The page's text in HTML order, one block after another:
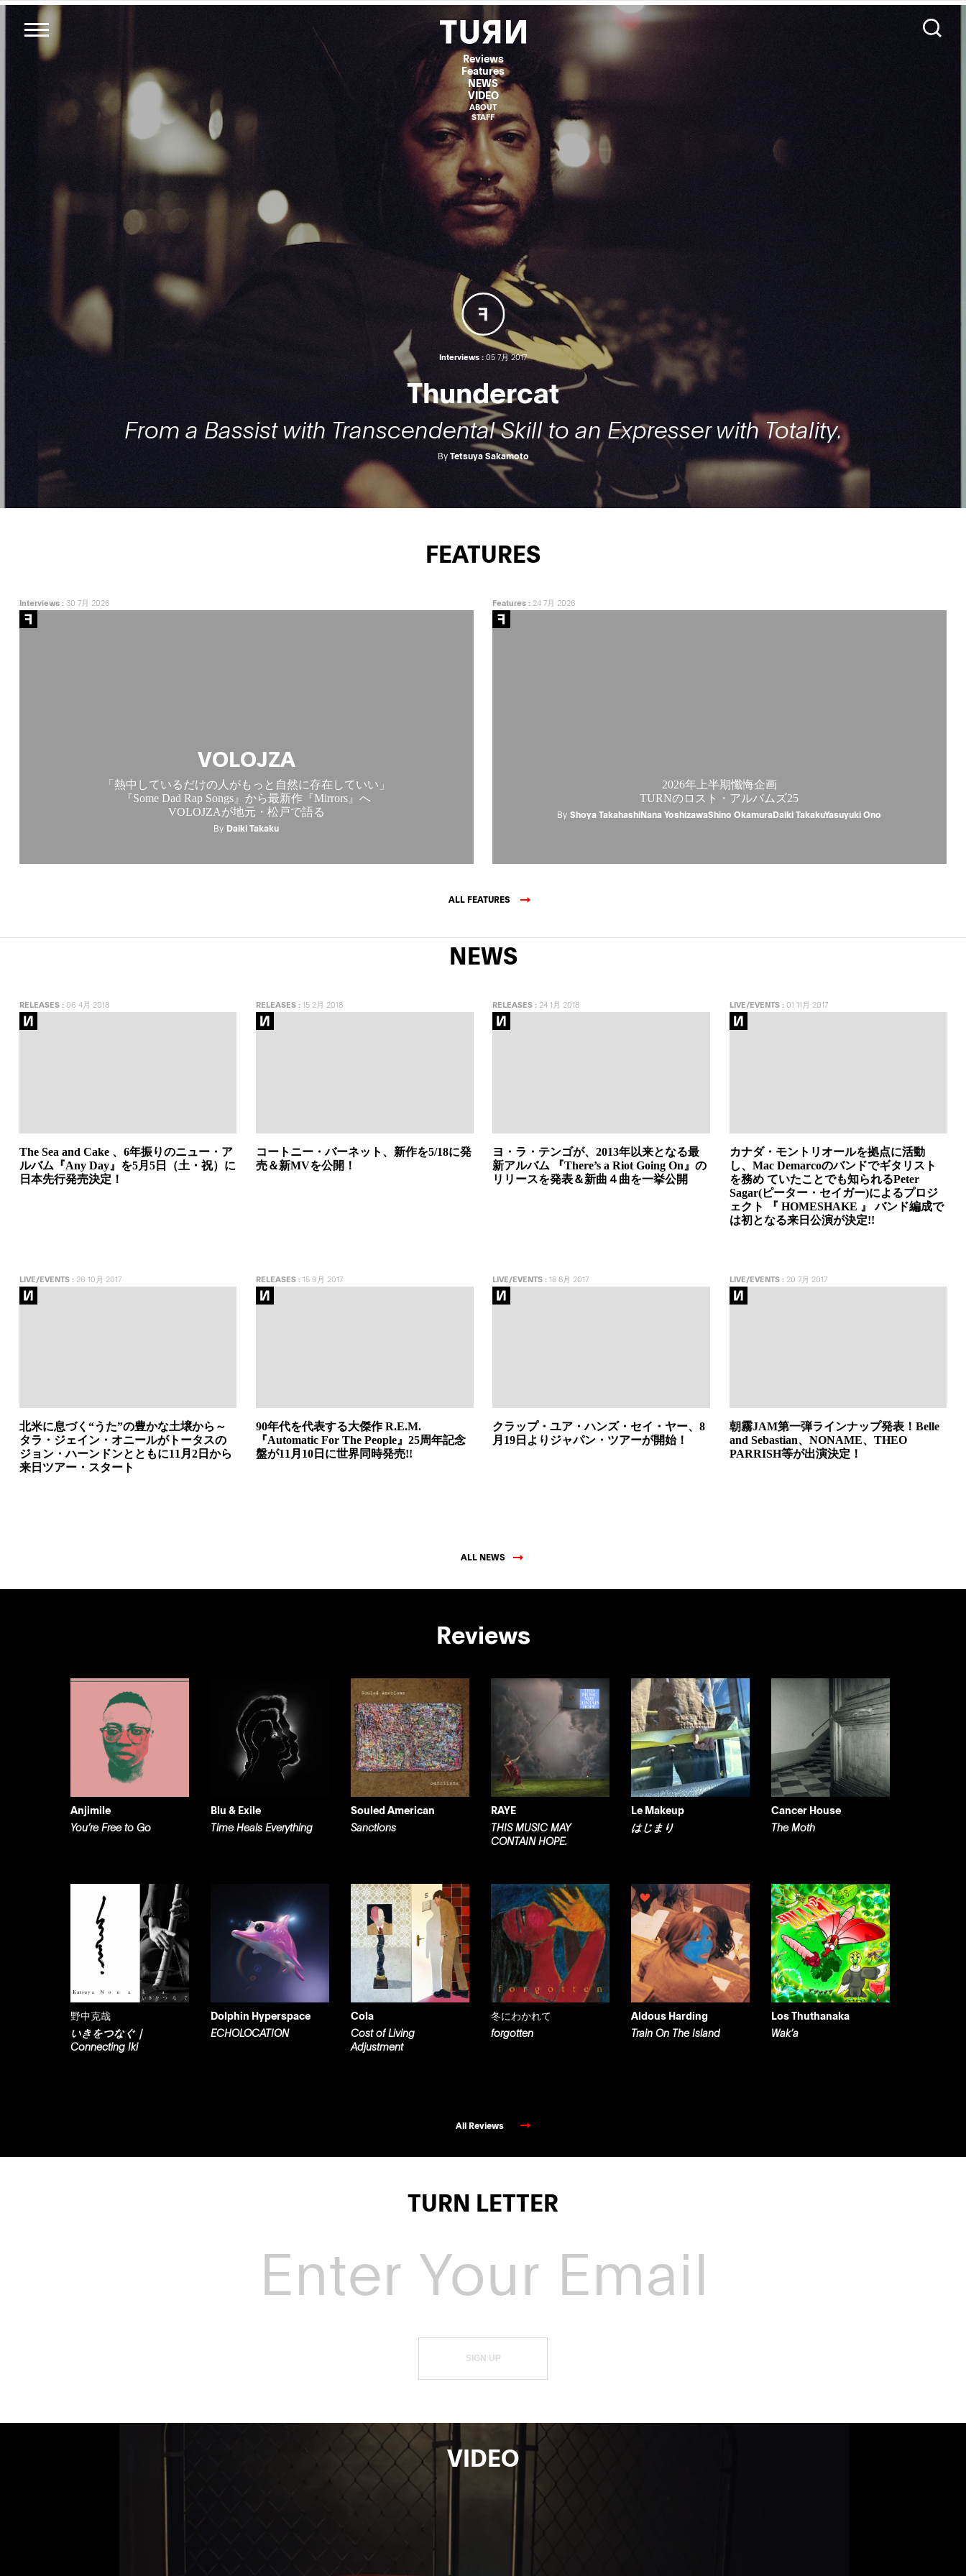
Reviews
Features
NEWS
VIDEO
ABOUT
STAFF
Interviews : 05 7月 2017
Thundercat
From a Bassist with Transcendental Skill to an Expresser with Totality.
ByTetsuya Sakamoto
FEATURES
Interviews:30 7月 2026
VOLOJZA
「熱中しているだけの人がもっと自然に存在していい」
『Some Dad Rap Songs』から最新作『Mirrors』へ
VOLOJZAが地元・松戸で語る
By Daiki Takaku
Features:24 7月 2026
2026年上半期懺悔企画
TURNのロスト・アルバムズ25
By Shoya TakahashiNana YoshizawaShino OkamuraDaiki TakakuYasuyuki Ono
ALL FEATURES
NEWS
RELEASES:06 4月 2018
The Sea and Cake 、6年振りのニュー・ア
ルバム『Any Day』を5月5日（土・祝）に
日本先行発売決定！
RELEASES : 15 2月 2018
コートニー・バーネット、新作を5/18に発
売＆新MVを公開！
RELEASES : 24 1月 2018
ヨ・ラ・テンゴが、2013年以来となる最
新アルバム 『There’s a Riot Going On』の
リリースを発表＆新曲４曲を一挙公開
LIVE/EVENTS:01 11月 2017
カナダ・モントリオールを拠点に活動
し、Mac Demarcoのバンドでギタリスト
を務め ていたことでも知られるPeter
Sagar(ピーター・セイガー)によるプロジ
ェクト 『 HOMESHAKE 』 バンド編成で
は初となる来日公演が決定!!
LIVE/EVENTS:26 10月 2017
北米に息づく“うた”の豊かな土壌から～
タラ・ジェイン・オニールがトータスの
ジョン・ハーンドンとともに11月2日から
来日ツアー・スタート
RELEASES : 15 9月 2017
90年代を代表する大傑作 R.E.M.
『Automatic For The People』25周年記念
盤が11月10日に世界同時発売!!
LIVE/EVENTS : 18 8月 2017
クラップ・ユア・ハンズ・セイ・ヤー、8
月19日よりジャパン・ツアーが開始！
LIVE/EVENTS:20 7月 2017
朝霧JAM第一弾ラインナップ発表！Belle
and Sebastian、NONAME、THEO
PARRISH等が出演決定！
ALL NEWS
Reviews
Anjimile
You’re Free to Go
Blu & Exile
Time Heals Everything
Souled American
Sanctions
RAYE
THIS MUSIC MAY
CONTAIN HOPE.
Le Makeup
はじまり
Cancer House
The Moth
野中克哉
いきをつなぐ｜
Connecting Iki
Dolphin Hyperspace
ECHOLOCATION
Cola
Cost of Living
Adjustment
冬にわかれて
forgotten
Aldous Harding
Train On The Island
Los Thuthanaka
Wak’a
All Reviews
TURN LETTER
SIGN UP
VIDEO